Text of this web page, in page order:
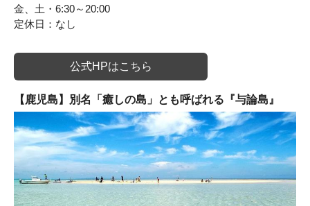
金、土・6:30～20:00
定休日：なし
公式HPはこちら
【鹿児島】別名「癒しの島」とも呼ばれる『与論島』